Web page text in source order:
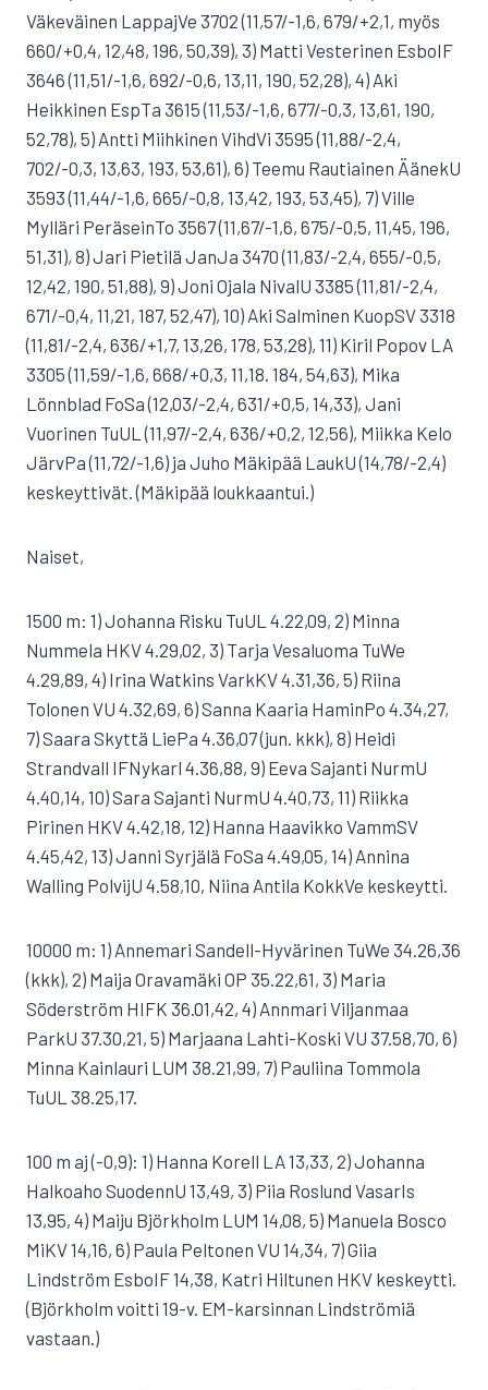
Väkeväinen LappajVe 3702 (11,57/-1,6, 679/+2,1, myös
660/+0,4, 12,48, 196, 50,39), 3) Matti Vesterinen EsboIF
3646 (11,51/-1,6, 692/-0,6, 13,11, 190, 52,28), 4) Aki
Heikkinen EspTa 3615 (11,53/-1,6, 677/-0,3, 13,61, 190,
52,78), 5) Antti Miihkinen VihdVi 3595 (11,88/-2,4,
702/-0,3, 13,63, 193, 53,61), 6) Teemu Rautiainen ÄänekU
3593 (11,44/-1,6, 665/-0,8, 13,42, 193, 53,45), 7) Ville
Mylläri PeräseinTo 3567 (11,67/-1,6, 675/-0,5, 11,45, 196,
51,31), 8) Jari Pietilä JanJa 3470 (11,83/-2,4, 655/-0,5,
12,42, 190, 51,88), 9) Joni Ojala NivalU 3385 (11,81/-2,4,
671/-0,4, 11,21, 187, 52,47), 10) Aki Salminen KuopSV 3318
(11,81/-2,4, 636/+1,7, 13,26, 178, 53,28), 11) Kiril Popov LA
3305 (11,59/-1,6, 668/+0,3, 11,18. 184, 54,63), Mika
Lönnblad FoSa (12,03/-2,4, 631/+0,5, 14,33), Jani
Vuorinen TuUL (11,97/-2,4, 636/+0,2, 12,56), Miikka Kelo
JärvPa (11,72/-1,6) ja Juho Mäkipää LaukU (14,78/-2,4)
keskeyttivät. (Mäkipää loukkaantui.)
Naiset,
1500 m: 1) Johanna Risku TuUL 4.22,09, 2) Minna
Nummela HKV 4.29,02, 3) Tarja Vesaluoma TuWe
4.29,89, 4) Irina Watkins VarkKV 4.31,36, 5) Riina
Tolonen VU 4.32,69, 6) Sanna Kaaria HaminPo 4.34,27,
7) Saara Skyttä LiePa 4.36,07 (jun. kkk), 8) Heidi
Strandvall IFNykarl 4.36,88, 9) Eeva Sajanti NurmU
4.40,14, 10) Sara Sajanti NurmU 4.40,73, 11) Riikka
Pirinen HKV 4.42,18, 12) Hanna Haavikko VammSV
4.45,42, 13) Janni Syrjälä FoSa 4.49,05, 14) Annina
Walling PolvijU 4.58,10, Niina Antila KokkVe keskeytti.
10000 m: 1) Annemari Sandell-Hyvärinen TuWe 34.26,36
(kkk), 2) Maija Oravamäki OP 35.22,61, 3) Maria
Söderström HIFK 36.01,42, 4) Annmari Viljanmaa
ParkU 37.30,21, 5) Marjaana Lahti-Koski VU 37.58,70, 6)
Minna Kainlauri LUM 38.21,99, 7) Pauliina Tommola
TuUL 38.25,17.
100 m aj (-0,9): 1) Hanna Korell LA 13,33, 2) Johanna
Halkoaho SuodennU 13,49, 3) Piia Roslund VasarIs
13,95, 4) Maiju Björkholm LUM 14,08, 5) Manuela Bosco
MiKV 14,16, 6) Paula Peltonen VU 14,34, 7) Giia
Lindström EsboIF 14,38, Katri Hiltunen HKV keskeytti.
(Björkholm voitti 19-v. EM-karsinnan Lindströmiä
vastaan.)